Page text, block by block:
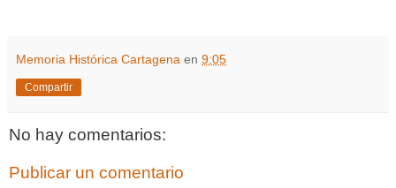
Memoria Histórica Cartagena en 9:05
Compartir
No hay comentarios:
Publicar un comentario